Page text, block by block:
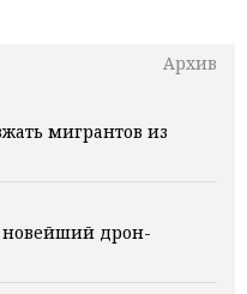
Архив
мигрантов из
новейший дрон-